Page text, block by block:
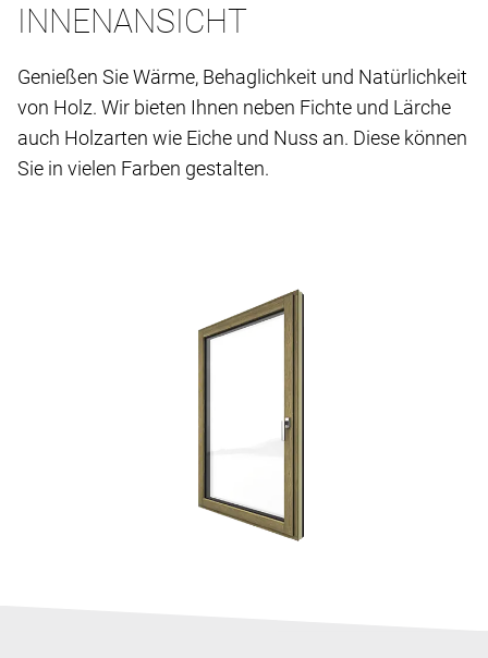
INNENANSICHT
Genießen Sie Wärme, Behaglichkeit und Natürlichkeit
von Holz. Wir bieten Ihnen neben Fichte und Lärche
auch Holzarten wie Eiche und Nuss an. Diese können
Sie in vielen Farben gestalten.